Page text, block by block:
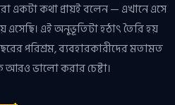
একটা কথা প্রায়ই বলেন — এখানে এসে
এসেছি। এই অনুভূতিটা হঠাৎ তৈরি হয়
পরিশ্রম, ব্যবহারকারীদের মতামত
আরও ভালো করার চেষ্টা।